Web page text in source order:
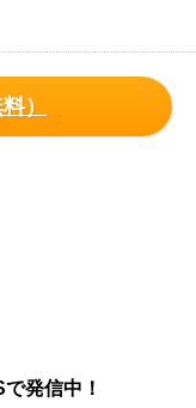
）
発信中！